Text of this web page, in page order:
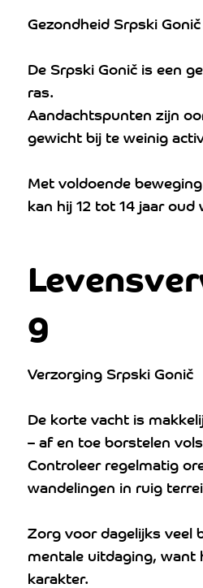
Gezondheid Srpski Gonič
De Srpski Gonič is een
ras.
Aandachtspunten zijn
gewicht bij te weinig
Met voldoende
kan hij 12 tot 14 jaar oud
g
Verzorging Srpski Gonič
De korte vacht is
– af en toe borstelen
Controleer regelmatig
wandelingen in ruig
Zorg voor dagelijks veel
mentale uitdaging, want
karakter.